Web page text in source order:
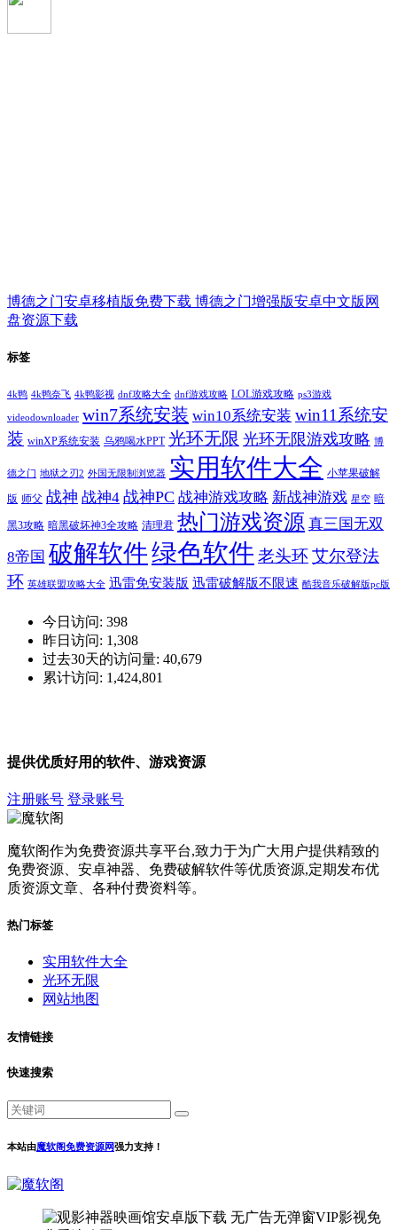
博德之门安卓移植版免费下载 博德之门增强版安卓中文版网
盘资源下载
标签
4k鸭 4k鸭奈飞 4k鸭影视 dnf攻略大全 dnf游戏攻略 LOL游戏攻略 ps3游戏
videodownloader win7系统安装 win10系统安装 win11系统安
装 winXP系统安装 乌鸦喝水PPT 光环无限 光环无限游戏攻略 博
德之门 地狱之刃2 外国无限制浏览器 实用软件大全 小苹果破解
版 师父 战神 战神4 战神PC 战神游戏攻略 新战神游戏 星空 暗
黑3攻略 暗黑破坏神3全攻略 清理君 热门游戏资源 真三国无双
8帝国 破解软件绿色软件 老头环艾尔登法
环 英雄联盟攻略大全 迅雷免安装版 迅雷破解版不限速 酷我音乐破解版pc版
今日访问: 398
昨日访问: 1,308
过去30天的访问量: 40,679
累计访问: 1,424,801
提供优质好用的软件、游戏资源
注册账号 登录账号
魔软阁作为免费资源共享平台,致力于为广大用户提供精致的
免费资源、安卓神器、免费破解软件等优质资源,定期发布优
质资源文章、各种付费资料等。
热门标签
实用软件大全
光环无限
网站地图
友情链接
快速搜索
本站由魔软阁免费资源网强力支持！